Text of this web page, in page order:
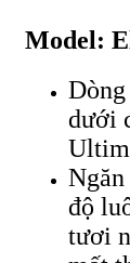
Model:
dưới
độ
tươi